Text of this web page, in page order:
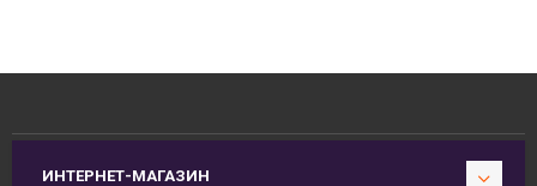
ИНТЕРНЕТ-МАГАЗИН